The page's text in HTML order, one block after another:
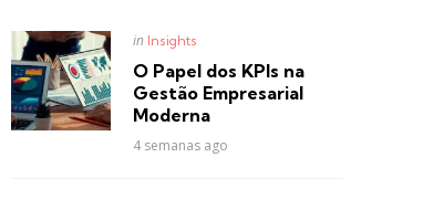
Posted
in Insights
O Papel dos KPIs na
Gestão Empresarial
Moderna
4 semanas ago